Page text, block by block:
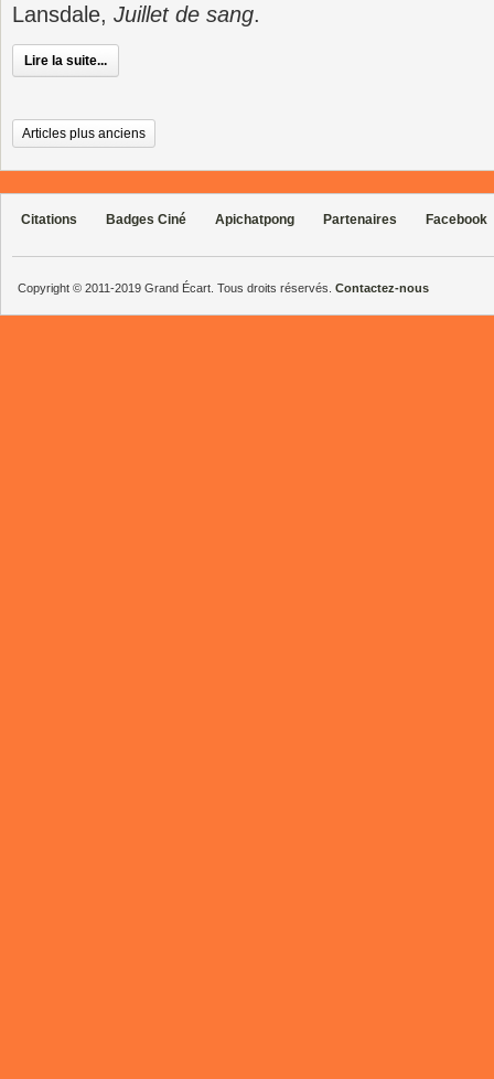
Lansdale, Juillet de sang.
Lire la suite...
Articles plus anciens
Citations Badges Ciné Apichatpong Partenaires Facebook
Copyright © 2011-2019 Grand Écart. Tous droits réservés. Contactez-nous